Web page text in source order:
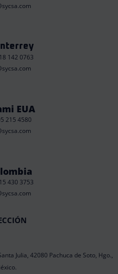
142 0763
EUA
215 4580
430 3753
Julia, 42080 Pachuca de Soto, Hgo.,